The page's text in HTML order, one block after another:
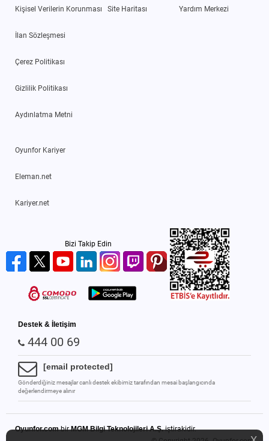
Kişisel Verilerin Korunması
İlan Sözleşmesi
Çerez Politikası
Gizlilik Politikası
Aydınlatma Metni
Site Haritası Yardım Merkezi
Oyunfor Kariyer
Eleman.net
Kariyer.net
Bizi Takip Edin
Destek & İletişim
444 00 69
[email protected]
Gönderdiğiniz mesajlar canlı destek ekibimiz tarafından mesai başlangıcında
değerlendirmeye alınır
Oyunfor.combirMGM Bilgi Teknolojileri A.Ş.iştirakidir.